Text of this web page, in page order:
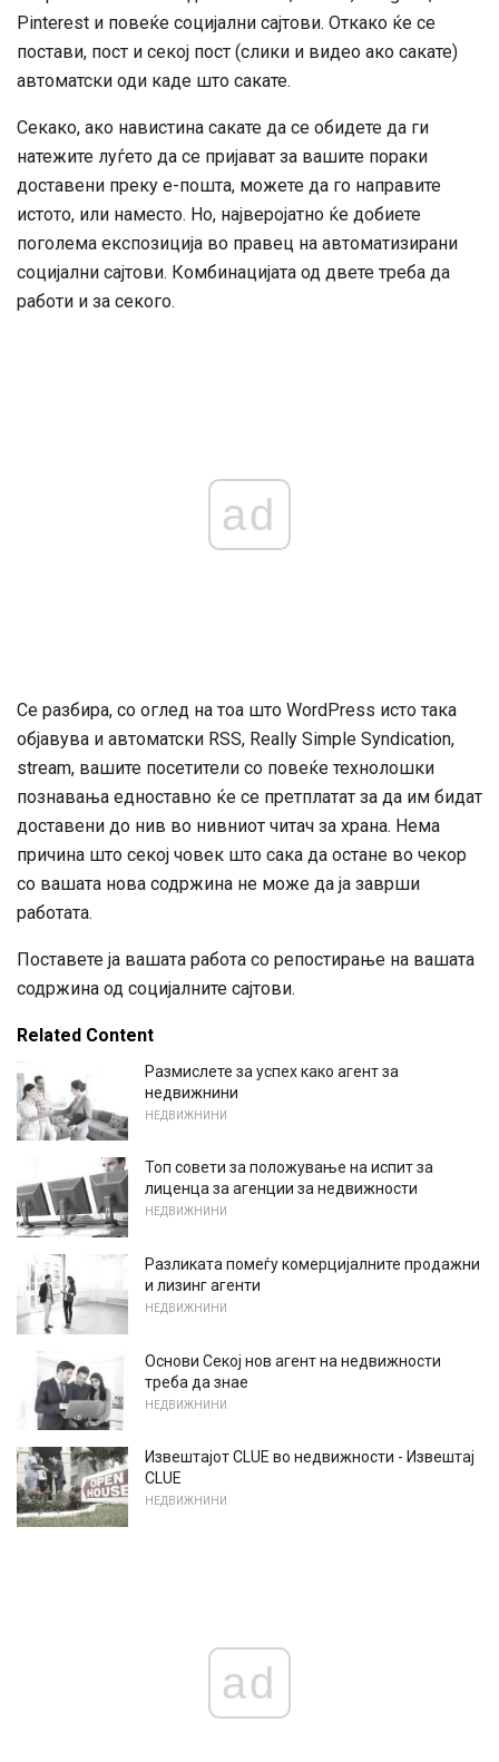
Pinterest и повеќе социјални сајтови. Откако ќе се
постави, пост и секој пост (слики и видео ако сакате)
автоматски оди каде што сакате.
Секако, ако навистина сакате да се обидете да ги
натежите луѓето да се пријават за вашите пораки
доставени преку е-пошта, можете да го направите
истото, или наместо. Но, најверојатно ќе добиете
поголема експозиција во правец на автоматизирани
социјални сајтови. Комбинацијата од двете треба да
работи и за секого.
ad
Се разбира, со оглед на тоа што WordPress исто така
објавува и автоматски RSS, Really Simple Syndication,
stream, вашите посетители со повеќе технолошки
познавања едноставно ќе се претплатат за да им бидат
доставени до нив во нивниот читач за храна. Нема
причина што секој човек што сака да остане во чекор
со вашата нова содржина не може да ја заврши
работата.
Поставете ја вашата работа со репостирање на вашата
содржина од социјалните сајтови.
Related Content
Размислете за успех како агент за
недвижнини
НЕДВИЖНИНИ
Топ совети за положување на испит за
лиценца за агенции за недвижности
НЕДВИЖНИНИ
Разликата помеѓу комерцијалните продажни
и лизинг агенти
НЕДВИЖНИНИ
Основи Секој нов агент на недвижности
треба да знае
НЕДВИЖНИНИ
Извештајот CLUE во недвижности - Извештај
CLUE
НЕДВИЖНИНИ
ad